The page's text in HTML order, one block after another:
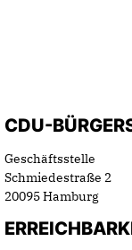
CDU-
Geschäftsstelle
Schmiedestraße 2
20095 Hamburg